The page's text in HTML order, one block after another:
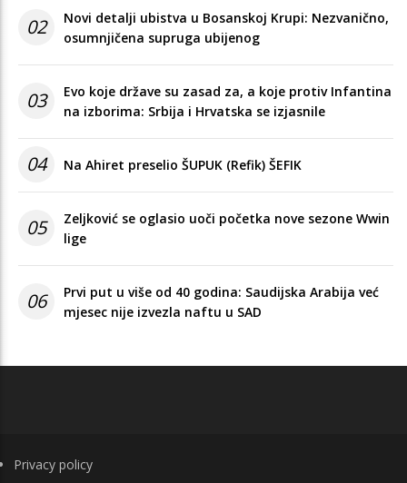
02
Novi detalji ubistva u Bosanskoj Krupi: Nezvanično,
osumnjičena supruga ubijenog
03
Evo koje države su zasad za, a koje protiv Infantina
na izborima: Srbija i Hrvatska se izjasnile
04 Na Ahiret preselio ŠUPUK (Refik) ŠEFIK
05
Zeljković se oglasio uoči početka nove sezone Wwin
lige
06
Prvi put u više od 40 godina: Saudijska Arabija već
mjesec nije izvezla naftu u SAD
FOOTER
Privacy policy